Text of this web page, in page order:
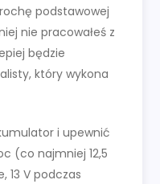
podstawowej
nie pracowałeś z
będzie
który wykona
i upewnić
(co najmniej 12,5
13 V podczas